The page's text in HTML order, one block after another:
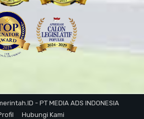
- PT MEDIA ADS INDONESIA
Hubungi Kami